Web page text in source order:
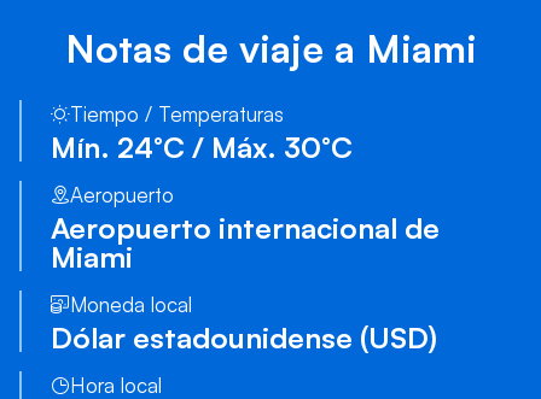
Notas de viaje a Miami
Tiempo / Temperaturas
Mín. 24°C / Máx. 30°C
Aeropuerto
Aeropuerto internacional de
Miami
Moneda local
Dólar estadounidense (USD)
Hora local